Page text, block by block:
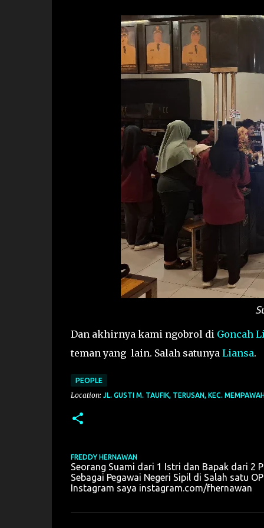
Dan akhirnya kami ngobrol di Goncah
teman yang lain. Salah satunya Liansa.
PEOPLE
Location: JL. GUSTI M. TAUFIK, TERUSAN, KEC.
FREDDY HERNAWAN
Seorang Suami dari 1 Istri dan Bapak dari 2
Sebagai Pegawai Negeri Sipil di Salah satu
Instagram saya instagram.com/fhernawan